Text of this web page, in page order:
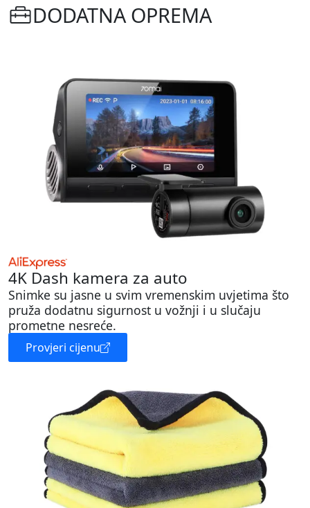
DODATNA OPREMA
4K Dash kamera za auto
Snimke su jasne u svim vremenskim uvjetima što
pruža dodatnu sigurnost u vožnji i u slučaju
prometne nesreće.
Provjeri cijenu